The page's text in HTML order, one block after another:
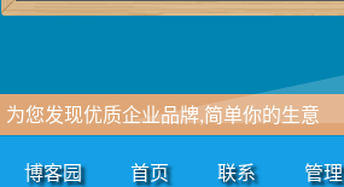
为您发现优质企业品牌,简单你的生意
博客园 首页 联系 管理